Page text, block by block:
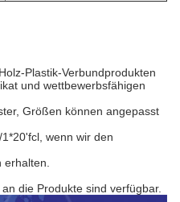
Plastik-Verbundprodukten
und wettbewerbsfähigen
Größen können angepasst
wenn wir den
die Produkte sind verfügbar.